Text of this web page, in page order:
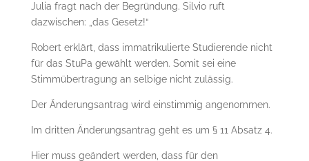
Julia fragt nach der Begründung. Silvio ruft
dazwischen: „das Gesetz!“
Robert erklärt, dass immatrikulierte Studierende nicht
für das StuPa gewählt werden. Somit sei eine
Stimmübertragung an selbige nicht zulässig.
Der Änderungsantrag wird einstimmig angenommen.
Im dritten Änderungsantrag geht es um § 11 Absatz 4.
Hier muss geändert werden, dass für den